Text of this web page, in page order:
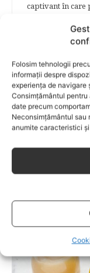
Folosim tehnologii
informații despre
experiența de navigare
Consimțământul
date precum
Neconsimțământul
anumite caracteristici
captivant în care
este un capitol
întreagă de
SĂ PREVII!
anumitor